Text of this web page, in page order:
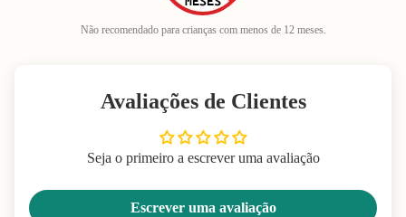
Não recomendado para crianças com menos de 12 meses.
Avaliações de Clientes
Seja o primeiro a escrever uma avaliação
Escrever uma avaliação